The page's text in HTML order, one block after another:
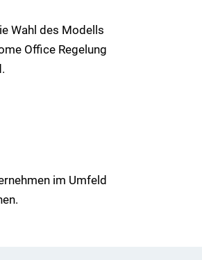
Wahl des Modells
Office Regelung
im Umfeld